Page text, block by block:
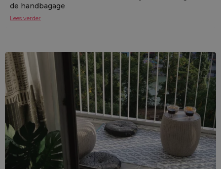
de handbagage
Lees verder